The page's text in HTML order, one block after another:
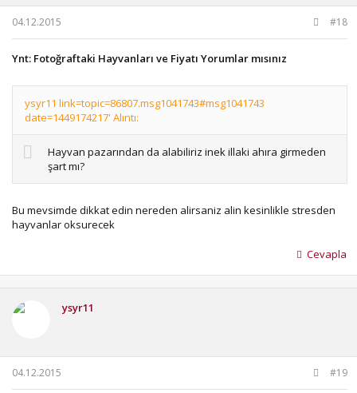
04.12.2015 #18
Ynt: Fotoğraftaki Hayvanları ve Fiyatı Yorumlar mısınız
ysyr11 link=topic=86807.msg1041743#msg1041743
date=1449174217' Alıntı:
Hayvan pazarından da alabiliriz inek illaki ahıra girmeden
şart mı?
Bu mevsimde dikkat edin nereden alirsaniz alin kesinlikle stresden
hayvanlar oksurecek
Cevapla
ysyr11
04.12.2015 #19